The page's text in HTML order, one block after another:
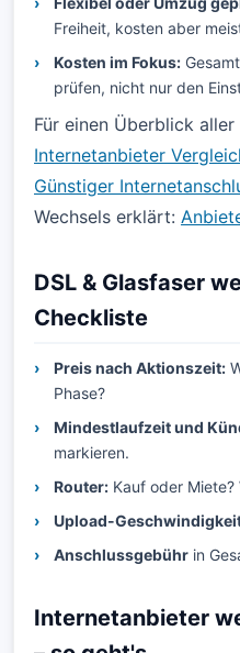
Freiheit, kosten aber
Kosten im Fokus:
prüfen, nicht nur den
Für einen Überblick
Internetanbieter
Günstiger
Wechsels erklärt:
DSL & Glasfaser
Checkliste
Preis nach Aktionszeit:
Phase?
Mindestlaufzeit und
markieren.
Router: Kauf oder
Upload-
Anschlussgebühr in
Internetanbieter